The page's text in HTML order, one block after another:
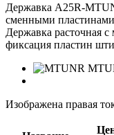
Державка A25R-
сменными пластинами
Державка расточная
фиксация пластин
Изображена правая